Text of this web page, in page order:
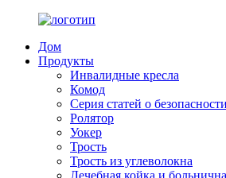
Дом
Продукты
Инвалидные кресла
Комод
Серия статей о
Ролятор
Уокер
Трость
Трость из углеволокна
Лечебная койка и